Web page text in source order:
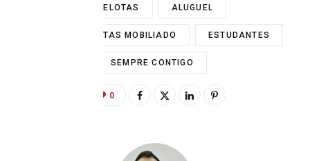
#PELOTAS ALUGUEL
ALUGUEL PELOTAS MOBILIADO ESTUDANTES
SEMPRE CONTIGO
0